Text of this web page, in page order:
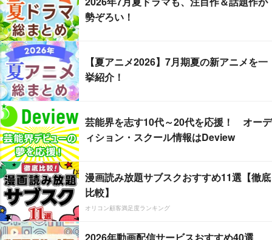
勢ぞろい！
【夏アニメ2026】7月期夏の新アニメを一
挙紹介！
芸能界を志す10代～20代を応援！ オーデ
ィション・スクール情報はDeview
漫画読み放題サブスクおすすめ11選【徹底
比較】
オリコン顧客満足度ランキング